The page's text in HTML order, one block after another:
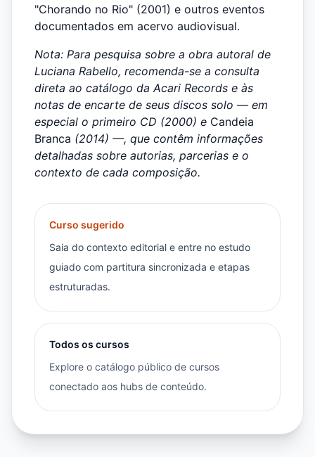
"Chorando no Rio" (2001) e outros eventos
documentados em acervo audiovisual.
Nota: Para pesquisa sobre a obra autoral de
Luciana Rabello, recomenda-se a consulta
direta ao catálogo da Acari Records e às
notas de encarte de seus discos solo — em
especial o primeiro CD (2000) e Candeia
Branca (2014) —, que contêm informações
detalhadas sobre autorias, parcerias e o
contexto de cada composição.
Curso sugerido
Saia do contexto editorial e entre no estudo
guiado com partitura sincronizada e etapas
estruturadas.
Todos os cursos
Explore o catálogo público de cursos
conectado aos hubs de conteúdo.